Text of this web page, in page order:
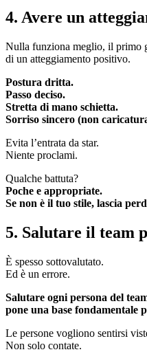
4. Avere un
Nulla funziona meglio, il primo
di un atteggiamento positivo.
Postura dritta.
Passo deciso.
Stretta di mano schietta.
Sorriso sincero (non
Evita l’entrata da star.
Niente proclami.
Qualche battuta?
Poche e appropriate.
Se non è il tuo stile, lascia
5. Salutare il team
È spesso sottovalutato.
Ed è un errore.
Salutare ogni persona del
pone una base fondamentale
Le persone vogliono sentirsi
Non solo contate.